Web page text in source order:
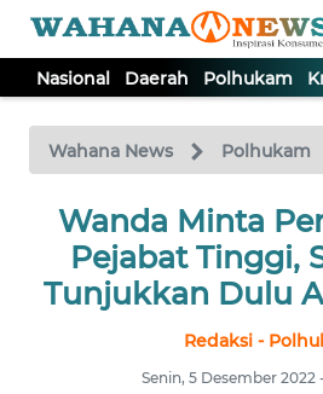
Nasional Daerah Polhukam
Wahana News Polhukam
Wanda Minta
Pejabat Tinggi,
Tunjukkan Dulu
Redaksi -
Senin, 5 Desember 2022
TV
Tutup
NASIONAL
DAERAH